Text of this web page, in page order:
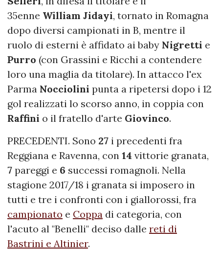
35enne William Jidayi, tornato in Romagna
dopo diversi campionati in B, mentre il
ruolo di esterni è affidato ai baby Nigretti e
Purro (con Grassini e Ricchi a contendere
loro una maglia da titolare). In attacco l'ex
Parma Nocciolini punta a ripetersi dopo i 12
gol realizzati lo scorso anno, in coppia con
Raffini o il fratello d'arte Giovinco.
PRECEDENTI. Sono 27 i precedenti fra
Reggiana e Ravenna, con 14 vittorie granata,
7 pareggi e 6 successi romagnoli. Nella
stagione 2017/18 i granata si imposero in
tutti e tre i confronti con i giallorossi, fra
campionato e Coppa di categoria, con
l'acuto al "Benelli" deciso dalle reti di
Bastrini e Altinier.